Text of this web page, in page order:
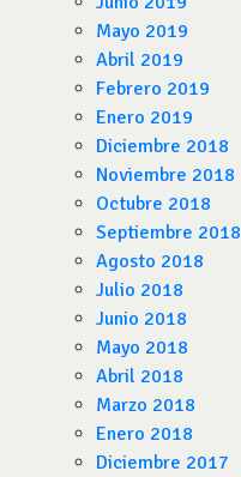
Mayo 2019
Abril 2019
Febrero 2019
Enero 2019
Diciembre 2018
Noviembre 2018
Octubre 2018
Septiembre 2018
Agosto 2018
Julio 2018
Junio 2018
Mayo 2018
Abril 2018
Marzo 2018
Enero 2018
Diciembre 2017